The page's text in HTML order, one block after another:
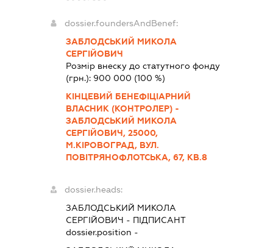
dossier.foundersAndBenef:
ЗАБЛОДСЬКИЙ МИКОЛА
СЕРГІЙОВИЧ
Розмір внеску до статутного фонду
(грн.): 900 000 (100 %)
КІНЦЕВИЙ БЕНЕФІЦІАРНИЙ
ВЛАСНИК (КОНТРОЛЕР) -
ЗАБЛОДСЬКИЙ МИКОЛА
СЕРГІЙОВИЧ, 25000,
М.КІРОВОГРАД, ВУЛ.
ПОВІТРЯНОФЛОТСЬКА, 67, КВ.8
dossier.heads:
ЗАБЛОДСЬКИЙ МИКОЛА
СЕРГІЙОВИЧ - ПІДПИСАНТ
dossier.position -